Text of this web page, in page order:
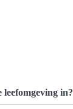
leefomgeving in?